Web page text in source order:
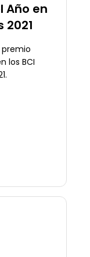
Año en
2021
premio
los BCI